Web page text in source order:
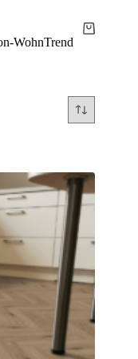
WohnTrend
Warenkorb